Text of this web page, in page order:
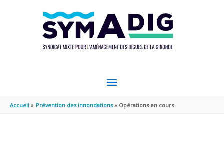
MENU
PRINCIPAL
Accueil Prévention des innondations Opérations en cours